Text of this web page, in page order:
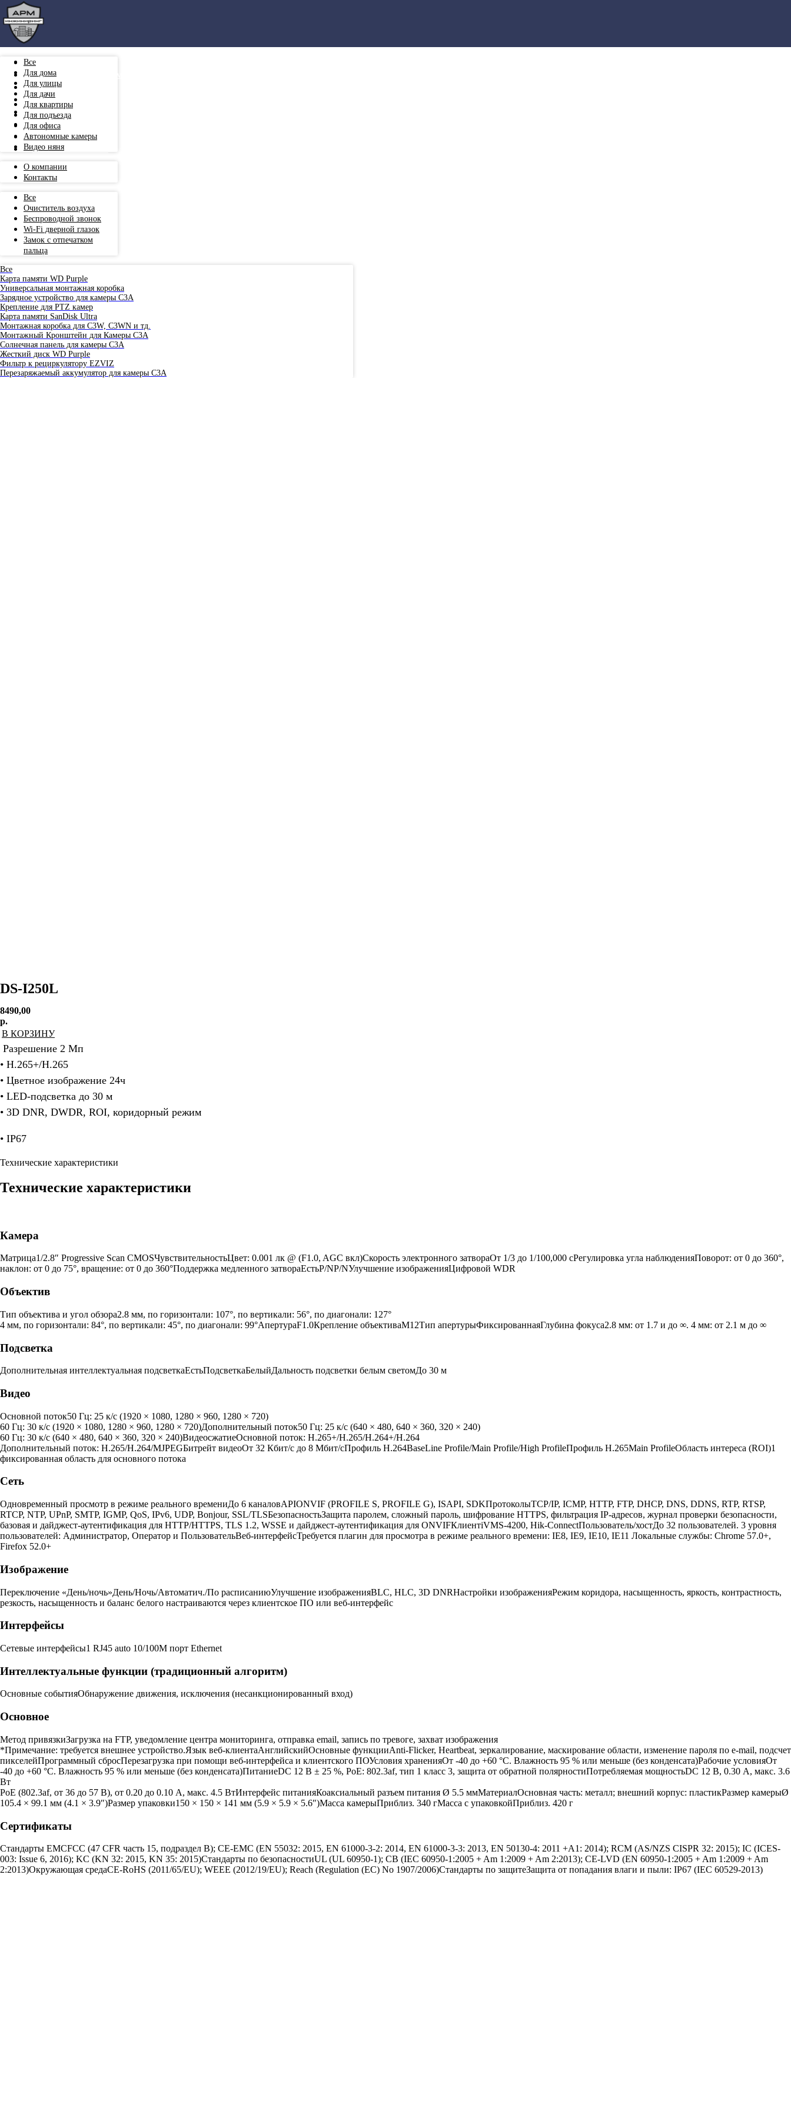
Видеонаблюдение
Устройства для дома
Роутеры
Аксессуары
Монтаж
Услуги
О компании
+7 999 501 00 84
Все
Для дома
Для улицы
Для дачи
Для квартиры
Для подъезда
Для офиса
Автономные камеры
Видео няня
О компании
Контакты
Все
Очиститель воздуха
Беспроводной звонок
Wi-Fi дверной глазок
Замок с отпечатком
пальца
Все
Карта памяти WD Purple
Универсальная монтажная коробка
Зарядное устройство для камеры C3A
Крепление для PTZ камер
Карта памяти SanDisk Ultra
Монтажная коробка для С3W, C3WN и тд.
Монтажный Кронштейн для Камеры C3A
Солнечная панель для камеры C3A
Жесткий диск WD Purple
Фильтр к рециркулятору EZVIZ
Перезаряжаемый аккумулятор для камеры C3A
DS-I250L
8490,00
р.
В КОРЗИНУ
Разрешение 2 Мп
• H.265+/H.265
• Цветное изображение 24ч
• LED-подсветка до 30 м
• 3D DNR, DWDR, ROI, коридорный режим
• IP67
Технические характеристики
Технические характеристики
Камера
Матрица1/2.8″ Progressive Scan CMOSЧувствительностьЦвет: 0.001 лк @ (F1.0, AGC вкл)Скорость электронного затвораОт 1/3 до 1/100,000 сРегулировка угла наблюденияПоворот: от 0 до 360°,
наклон: от 0 до 75°, вращение: от 0 до 360°Поддержка медленного затвораЕстьP/NP/NУлучшение изображенияЦифровой WDR
Объектив
Тип объектива и угол обзора2.8 мм, по горизонтали: 107°, по вертикали: 56°, по диагонали: 127°
4 мм, по горизонтали: 84°, по вертикали: 45°, по диагонали: 99°АпертураF1.0Крепление объективаM12Тип апертурыФиксированнаяГлубина фокуса2.8 мм: от 1.7 и до ∞. 4 мм: от 2.1 м до ∞
Подсветка
Дополнительная интеллектуальная подсветкаЕстьПодсветкаБелыйДальность подсветки белым светомДо 30 м
Видео
Основной поток50 Гц: 25 к/с (1920 × 1080, 1280 × 960, 1280 × 720)
60 Гц: 30 к/с (1920 × 1080, 1280 × 960, 1280 × 720)Дополнительный поток50 Гц: 25 к/с (640 × 480, 640 × 360, 320 × 240)
60 Гц: 30 к/с (640 × 480, 640 × 360, 320 × 240)ВидеосжатиеОсновной поток: H.265+/H.265/H.264+/H.264
Дополнительный поток: H.265/H.264/MJPEGБитрейт видеоОт 32 Кбит/с до 8 Мбит/сПрофиль H.264BaseLine Profile/Main Profile/High ProfileПрофиль H.265Main ProfileОбласть интереса (ROI)1
фиксированная область для основного потока
Сеть
Одновременный просмотр в режиме реального времениДо 6 каналовAPIONVIF (PROFILE S, PROFILE G), ISAPI, SDKПротоколыTCP/IP, ICMP, HTTP, FTP, DHCP, DNS, DDNS, RTP, RTSP,
RTCP, NTP, UPnP, SMTP, IGMP, QoS, IPv6, UDP, Bonjour, SSL/TLSБезопасностьЗащита паролем, сложный пароль, шифрование HTTPS, фильтрация IP-адресов, журнал проверки безопасности,
базовая и дайджест-аутентификация для HTTP/HTTPS, TLS 1.2, WSSE и дайджест-аутентификация для ONVIFКлиентiVMS-4200, Hik-ConnectПользователь/хостДо 32 пользователей. 3 уровня
пользователей: Администратор, Оператор и ПользовательВеб-интерфейсТребуется плагин для просмотра в режиме реального времени: IE8, IE9, IE10, IE11 Локальные службы: Chrome 57.0+,
Firefox 52.0+
Изображение
Переключение «День/ночь»День/Ночь/Автоматич./По расписаниюУлучшение изображенияBLC, HLC, 3D DNRНастройки изображенияРежим коридора, насыщенность, яркость, контрастность,
резкость, насыщенность и баланс белого настраиваются через клиентское ПО или веб-интерфейс
Интерфейсы
Сетевые интерфейсы1 RJ45 auto 10/100M порт Ethernet
Интеллектуальные функции (традиционный алгоритм)
Основные событияОбнаружение движения, исключения (несанкционированный вход)
Основное
Метод привязкиЗагрузка на FTP, уведомление центра мониторинга, отправка email, запись по тревоге, захват изображения
*Примечание: требуется внешнее устройство.Язык веб-клиентаАнглийскийОсновные функцииAnti-Flicker, Heartbeat, зеркалирование, маскирование области, изменение пароля по e-mail, подсчет
пикселейПрограммный сбросПерезагрузка при помощи веб-интерфейса и клиентского ПОУсловия храненияОт -40 до +60 °C. Влажность 95 % или меньше (без конденсата)Рабочие условияОт
-40 до +60 °C. Влажность 95 % или меньше (без конденсата)ПитаниеDC 12 В ± 25 %, PoE: 802.3af, тип 1 класс 3, защита от обратной полярностиПотребляемая мощностьDC 12 В, 0.30 А, макс. 3.6
Вт
PoE (802.3af, от 36 до 57 В), от 0.20 до 0.10 А, макс. 4.5 ВтИнтерфейс питанияКоаксиальный разъем питания Ø 5.5 ммМатериалОсновная часть: металл; внешний корпус: пластикРазмер камерыØ
105.4 × 99.1 мм (4.1 × 3.9″)Размер упаковки150 × 150 × 141 мм (5.9 × 5.9 × 5.6″)Масса камерыПриблиз. 340 гМасса с упаковкойПриблиз. 420 г
Сертификаты
Стандарты EMCFCC (47 CFR часть 15, подраздел B); CE-EMC (EN 55032: 2015, EN 61000-3-2: 2014, EN 61000-3-3: 2013, EN 50130-4: 2011 +A1: 2014); RCM (AS/NZS CISPR 32: 2015); IC (ICES-
003: Issue 6, 2016); KC (KN 32: 2015, KN 35: 2015)Стандарты по безопасностиUL (UL 60950-1); CB (IEC 60950-1:2005 + Am 1:2009 + Am 2:2013); CE-LVD (EN 60950-1:2005 + Am 1:2009 + Am
2:2013)Окружающая средаCE-RoHS (2011/65/EU); WEEE (2012/19/EU); Reach (Regulation (EC) No 1907/2006)Стандарты по защитеЗащита от попадания влаги и пыли: IP67 (IEC 60529-2013)